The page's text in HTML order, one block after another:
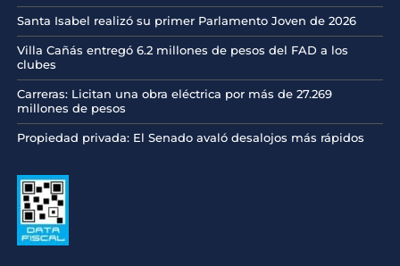
Santa Isabel realizó su primer Parlamento Joven de 2026
Villa Cañás entregó 6.2 millones de pesos del FAD a los
clubes
Carreras: Licitan una obra eléctrica por más de 27.269
millones de pesos
Propiedad privada: El Senado avaló desalojos más rápidos